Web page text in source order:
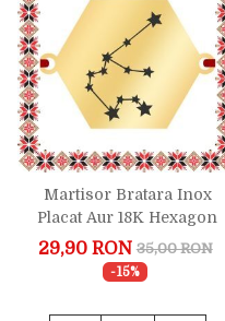
Martisor Bratara Inox
Placat Aur 18K Hexagon
Constelatie Zodia Varsator
29,90 RON 35,00 RON
-15%